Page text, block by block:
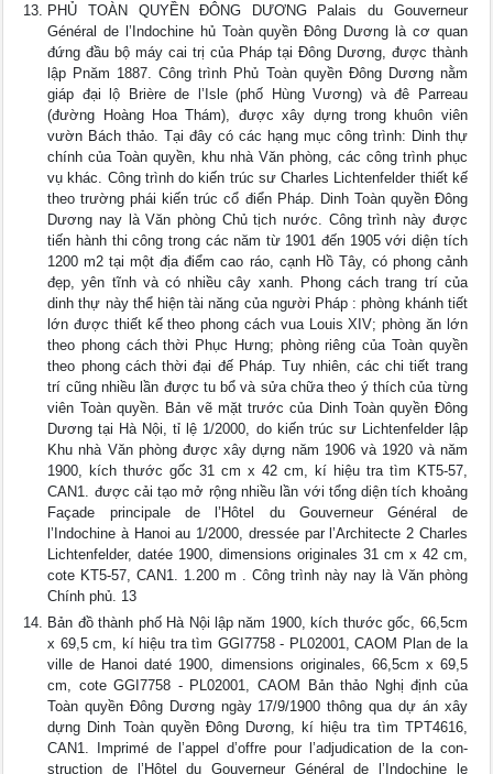
PHỦ TOÀN QUYỀN ĐÔNG DƯƠNG Palais du Gouverneur
Général de l’Indochine hủ Toàn quyền Đông Dương là cơ quan
đứng đầu bộ máy cai trị của Pháp tại Đông Dương, được thành
lập Pnăm 1887. Công trình Phủ Toàn quyền Đông Dương nằm
giáp đại lộ Brière de l’Isle (phố Hùng Vương) và đê Parreau
(đường Hoàng Hoa Thám), được xây dựng trong khuôn viên
vườn Bách thảo. Tại đây có các hạng mục công trình: Dinh thự
chính của Toàn quyền, khu nhà Văn phòng, các công trình phục
vụ khác. Công trình do kiến trúc sư Charles Lichtenfelder thiết kế
theo trường phái kiến trúc cổ điển Pháp. Dinh Toàn quyền Đông
Dương nay là Văn phòng Chủ tịch nước. Công trình này được
tiến hành thi công trong các năm từ 1901 đến 1905 với diện tích
1200 m2 tại một địa điểm cao ráo, cạnh Hồ Tây, có phong cảnh
đẹp, yên tĩnh và có nhiều cây xanh. Phong cách trang trí của
dinh thự này thể hiện tài năng của người Pháp : phòng khánh tiết
lớn được thiết kế theo phong cách vua Louis XIV; phòng ăn lớn
theo phong cách thời Phục Hưng; phòng riêng của Toàn quyền
theo phong cách thời đại đế Pháp. Tuy nhiên, các chi tiết trang
trí cũng nhiều lần được tu bổ và sửa chữa theo ý thích của từng
viên Toàn quyền. Bản vẽ mặt trước của Dinh Toàn quyền Đông
Dương tại Hà Nội, tỉ lệ 1/2000, do kiến trúc sư Lichtenfelder lập
Khu nhà Văn phòng được xây dựng năm 1906 và 1920 và năm
1900, kích thước gốc 31 cm x 42 cm, kí hiệu tra tìm KT5-57,
CAN1. được cải tạo mở rộng nhiều lần với tổng diện tích khoảng
Façade principale de l’Hôtel du Gouverneur Général de
l’Indochine à Hanoi au 1/2000, dressée par l’Architecte 2 Charles
Lichtenfelder, datée 1900, dimensions originales 31 cm x 42 cm,
cote KT5-57, CAN1. 1.200 m . Công trình này nay là Văn phòng
Chính phủ. 13
Bản đồ thành phố Hà Nội lập năm 1900, kích thước gốc, 66,5cm
x 69,5 cm, kí hiệu tra tìm GGI7758 - PL02001, CAOM Plan de la
ville de Hanoi daté 1900, dimensions originales, 66,5cm x 69,5
cm, cote GGI7758 - PL02001, CAOM Bản thảo Nghị định của
Toàn quyền Đông Dương ngày 17/9/1900 thông qua dự án xây
dựng Dinh Toàn quyền Đông Dương, kí hiệu tra tìm TPT4616,
CAN1. Imprimé de l’appel d’offre pour l’adjudication de la con-
struction de l’Hôtel du Gouverneur Général de l’Indochine le